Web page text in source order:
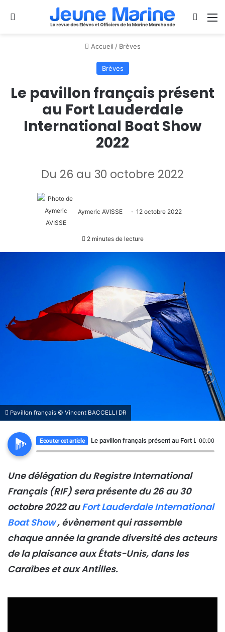
Se connecter
Accueil / Brèves
Brèves
Le pavillon français présent
au Fort Lauderdale
International Boat Show
2022
Du 26 au 30 octobre 2022
Aymeric AVISSE 12 octobre 2022
2 minutes de lecture
Pavillon français © Vincent BACCELLI DR
Ecouter cet article Le pavillon français présent au Fort 00:00
Une délégation du Registre International
Français (RIF) sera présente du 26 au 30
octobre 2022 auFort Lauderdale International
Boat Show, évènement qui rassemble
chaque année la grande diversité des acteurs
de la plaisance aux États-Unis, dans les
Caraïbes et aux Antilles.